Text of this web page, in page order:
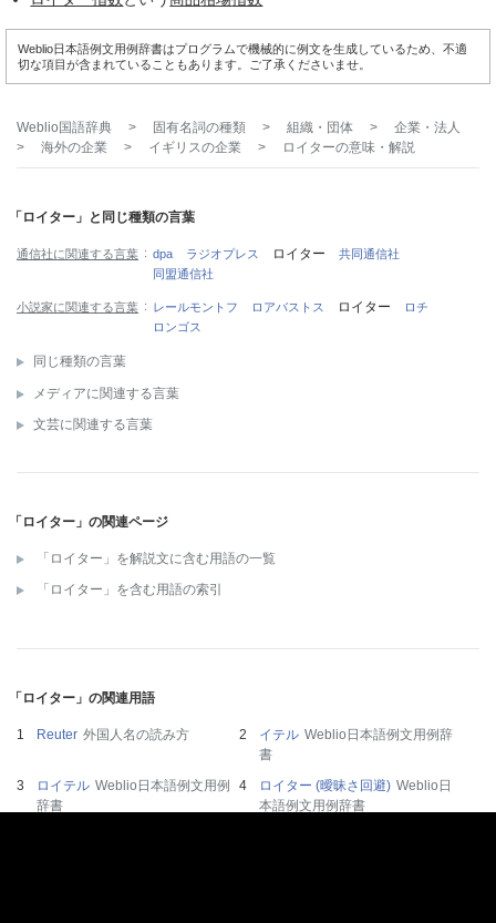
Weblio日本語例文用例辞書はプログラムで機械的に例文を生成しているため、不適
切な項目が含まれていることもあります。ご了承くださいませ。
Weblio国語辞典 > 固有名詞の種類 > 組織・団体 >
企業・法人
>
海外の企業 > イギリスの企業 > ロイターの意味・解説
「ロイター」と同じ種類の言葉
通信社に関連する言葉 dpa ラジオプレス ロイター
共同通信社
同盟通信社
小説家に関連する言葉 レールモントフ ロアバストス ロイター
ロチ
ロンゴス
同じ種類の言葉
メディアに関連する言葉
文芸に関連する言葉
「ロイター」の関連ページ
「ロイター」を解説文に含む用語の一覧
「ロイター」を含む用語の索引
「ロイター」の関連用語
Reuter 外国人名の読み方 イテル Weblio日本語例文用例辞
書
ロイテル Weblio日本語例文用例
辞書
ロイター (曖昧さ回避) Weblio日
本語例文用例辞書